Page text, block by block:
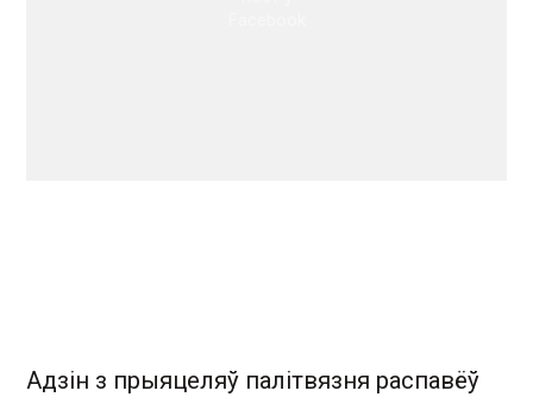
Адзін з прыяцеляў палітвязня распавёў